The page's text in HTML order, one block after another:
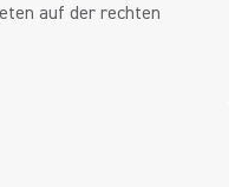
auf der rechten